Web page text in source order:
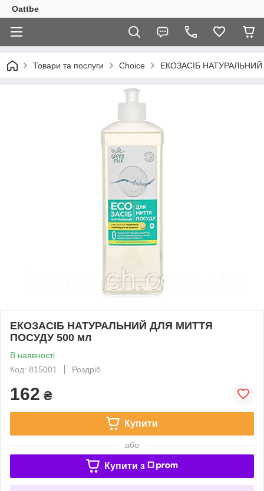
Oattbe
Товари та послуги Choice EКОЗАСІБ
EКОЗАСІБ НАТУРАЛЬНИЙ ДЛЯ МИТТЯ
ПОСУДУ 500 мл
В наявності
Код: 815001
Роздріб
162 ₴
Купити
або
Купити з